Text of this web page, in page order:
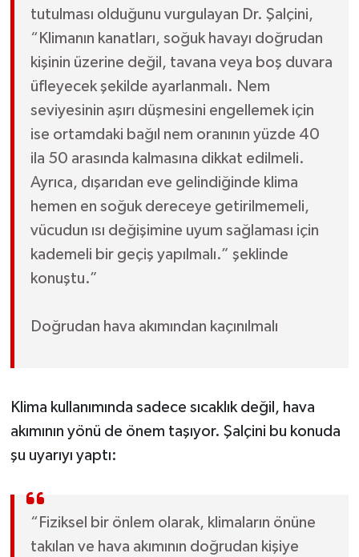
tutulması olduğunu vurgulayan Dr. Şalçini,
“Klimanın kanatları, soğuk havayı doğrudan
kişinin üzerine değil, tavana veya boş duvara
üfleyecek şekilde ayarlanmalı. Nem
seviyesinin aşırı düşmesini engellemek için
ise ortamdaki bağıl nem oranının yüzde 40
ila 50 arasında kalmasına dikkat edilmeli.
Ayrıca, dışarıdan eve gelindiğinde klima
hemen en soğuk dereceye getirilmemeli,
vücudun ısı değişimine uyum sağlaması için
kademeli bir geçiş yapılmalı.” şeklinde
konuştu.”
Doğrudan hava akımından kaçınılmalı
Klima kullanımında sadece sıcaklık değil, hava
akımının yönü de önem taşıyor. Şalçini bu konuda
şu uyarıyı yaptı:
“Fiziksel bir önlem olarak, klimaların önüne
takılan ve hava akımının doğrudan kişiye